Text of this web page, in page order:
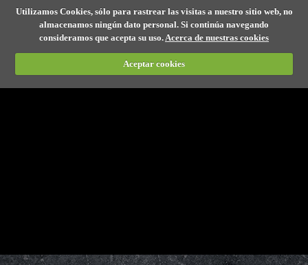
Utilizamos Cookies, sólo para rastrear las visitas a nuestro sitio web, no
almacenamos ningún dato personal. Si continúa navegando
consideramos que acepta su uso. Acerca de nuestras cookies
Aceptar cookies